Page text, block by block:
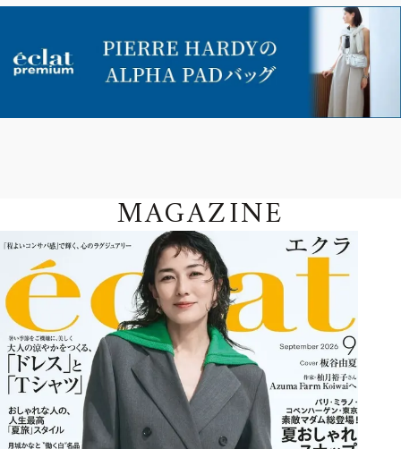
MAGAZINE